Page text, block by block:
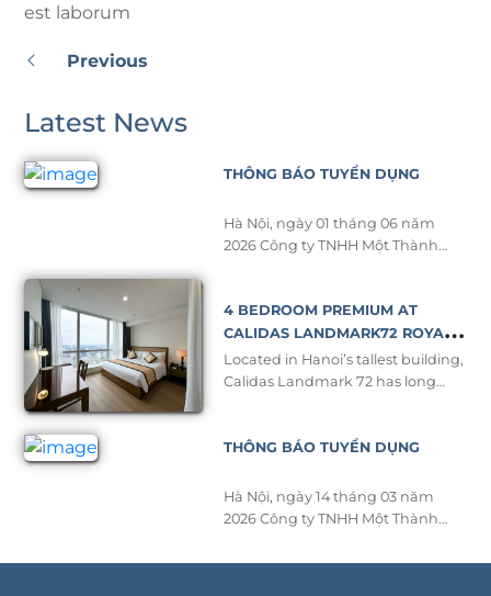
est laborum
Previous
Latest News
THÔNG BÁO TUYỂN DỤNG
Hà Nội, ngày 01 tháng 06 năm
2026 Công ty TNHH Một Thành
Tower, Khu E6 KĐT Mới Cầu Giấy,
Phường Yên Hòa, Thành Phố Hà
Nội. Điện thoại: 02437723801
Email: hrdept@aonvina.com Giấy
Hoạch […]
4 BEDROOM PREMIUM AT
CALIDAS LANDMARK72 ROYAL
RESIDENCE – A NEW STANDARD
OF LUXURY
Located in Hanoi’s tallest building,
Calidas Landmark 72 has long
term stays. To meet the growing
expatriates, and families seeking
premium living spaces, the hotel
THÔNG BÁO TUYỂN DỤNG
Hà Nội, ngày 14 tháng 03 năm
2026 Công ty TNHH Một Thành
Keangnam Hanoi Landmark